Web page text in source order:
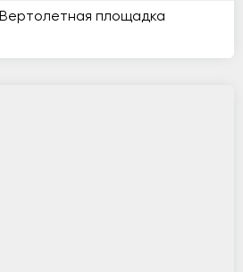
Вертолетная площадка